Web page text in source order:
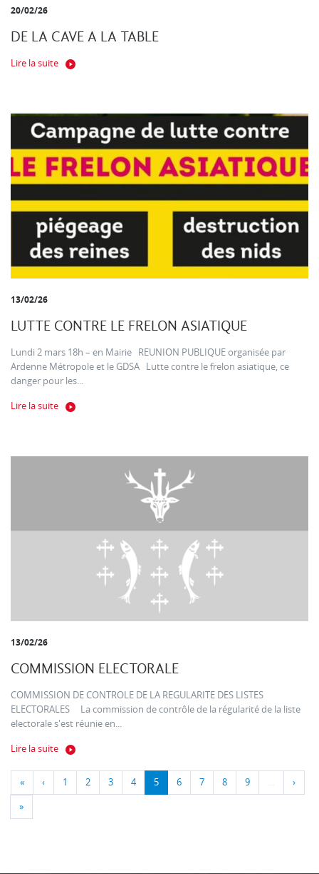
20/02/26
DE LA CAVE A LA TABLE
Lire la suite
13/02/26
LUTTE CONTRE LE FRELON ASIATIQUE
Lundi 2 mars 18h – en Mairie REUNION PUBLIQUE organisée par
Ardenne Métropole et le GDSA Lutte contre le frelon asiatique, ce
danger pour les...
Lire la suite
13/02/26
COMMISSION ELECTORALE
COMMISSION DE CONTROLE DE LA REGULARITE DES LISTES
ELECTORALES La commission de contrôle de la régularité de la liste
electorale s'est réunie en...
Lire la suite
« ‹ 1 2 3 4 5 6 7 8 9 … ›
»